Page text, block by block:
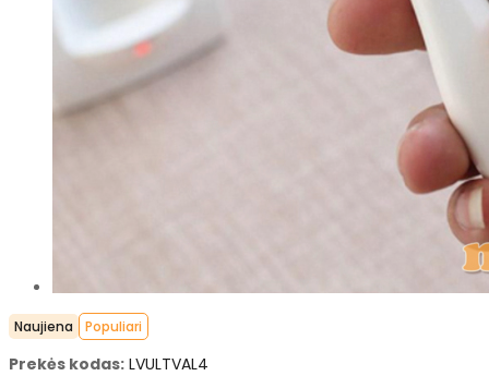
Naujiena Populiari
Prekės kodas: LVULTVAL4